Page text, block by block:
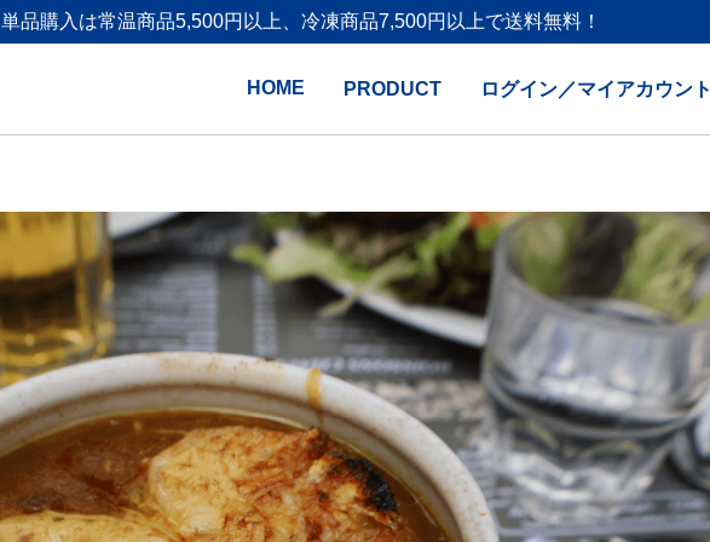
単品購入は常温商品5,500円以上、冷凍商品7,500円以上で送料無料！
HOME PRODUCT ログイン／マイアカウント